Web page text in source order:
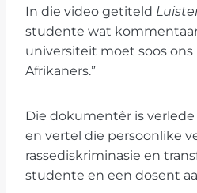
In die video getiteld
studente wat
universiteit moet soos ons
Afrikaners.”
Die dokumentêr is
en vertel die persoonlike
rassediskriminasie en
studente en een dosent